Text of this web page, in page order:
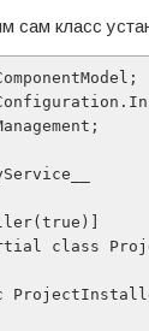
сам класс
class